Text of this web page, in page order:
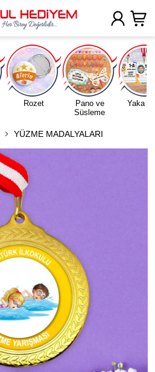
Rozet
Pano ve
Süsleme
Yaka
YÜZME MADALYALARI
Uygulamada Aç